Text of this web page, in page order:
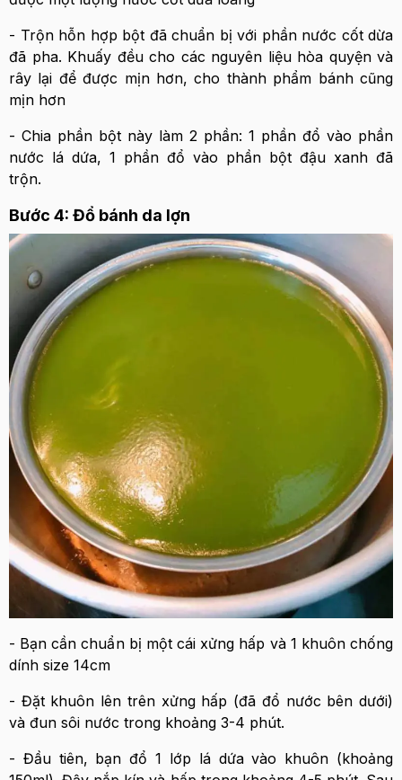
- Trộn hỗn hợp bột đã chuẩn bị với phần nước cốt dừa
đã pha. Khuấy đều cho các nguyên liệu hòa quyện và
rây lại để được mịn hơn, cho thành phẩm bánh cũng
mịn hơn
- Chia phần bột này làm 2 phần: 1 phần đổ vào phần
nước lá dứa, 1 phần đổ vào phần bột đậu xanh đã
trộn.
Bước 4: Đổ bánh da lợn
- Bạn cần chuẩn bị một cái xửng hấp và 1 khuôn chống
dính size 14cm
- Đặt khuôn lên trên xửng hấp (đã đổ nước bên dưới)
và đun sôi nước trong khoảng 3-4 phút.
- Đầu tiên, bạn đổ 1 lớp lá dứa vào khuôn (khoảng